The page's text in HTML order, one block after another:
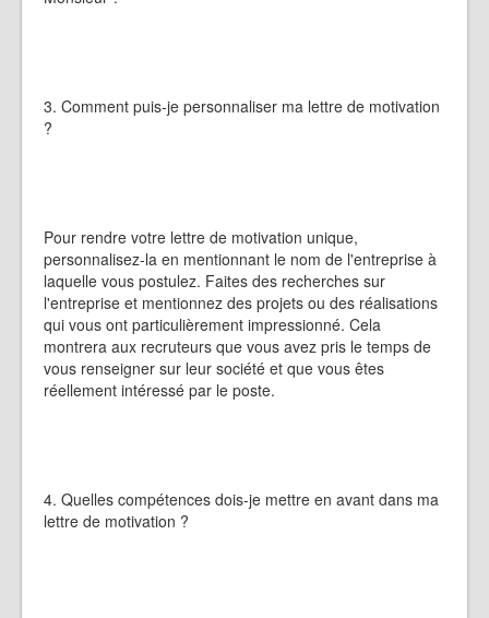
3. Comment puis-je personnaliser ma lettre de motivation
?
Pour rendre votre lettre de motivation unique,
personnalisez-la en mentionnant le nom de l'entreprise à
laquelle vous postulez. Faites des recherches sur
l'entreprise et mentionnez des projets ou des réalisations
qui vous ont particulièrement impressionné. Cela
montrera aux recruteurs que vous avez pris le temps de
vous renseigner sur leur société et que vous êtes
réellement intéressé par le poste.
4. Quelles compétences dois-je mettre en avant dans ma
lettre de motivation ?